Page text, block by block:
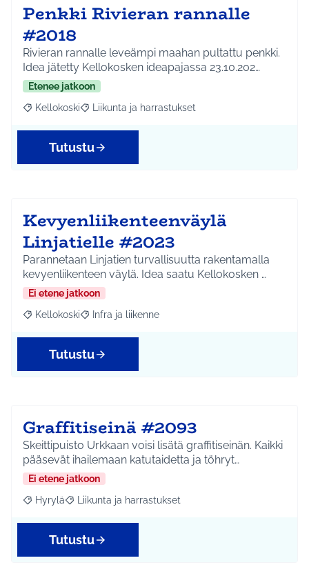
Penkki Rivieran rannalle
#2018
Rivieran rannalle leveämpi maahan pultattu penkki.
Idea jätetty Kellokosken ideapajassa 23.10.202…
Etenee jatkoon
Rajaa tulokset aihepiirin mukaan: Kellokoski
Kellokoski Rajaa tulokset teeman mukaan: Liikunta ja
Liikunta ja harrastukset
Tutustu
Kevyenliikenteenväylä
Linjatielle #2023
Parannetaan Linjatien turvallisuutta rakentamalla
kevyenliikenteen väylä. Idea saatu Kellokosken …
Ei etene jatkoon
Rajaa tulokset aihepiirin mukaan: Kellokoski
Kellokoski Rajaa tulokset teeman mukaan: Infra ja liikenne
Infra ja liikenne
Tutustu
Graffitiseinä #2093
Skeittipuisto Urkkaan voisi lisätä graffitiseinän. Kaikki
pääsevät ihailemaan katutaidetta ja töhryt…
Ei etene jatkoon
Rajaa tulokset aihepiirin mukaan: Hyrylä
Hyrylä Rajaa tulokset teeman mukaan: Liikunta ja
Liikunta ja harrastukset
Tutustu